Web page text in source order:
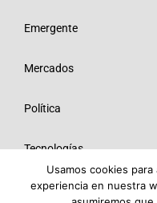
Emergente
Mercados
Política
Tecnologías
Opinión
Usamos cookies
experiencia en nuestra